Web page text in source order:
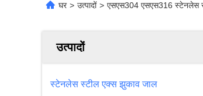
घर > उत्पादों > एसएस304 एसएस316 स्टेनलेस
उत्पादों
स्टेनलेस स्टील एक्स झुकाव जाल